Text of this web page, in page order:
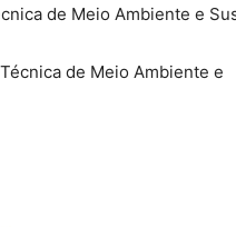
de Meio Ambiente e
de Meio Ambiente e